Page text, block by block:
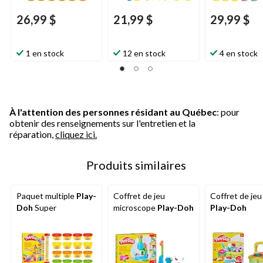
26,99 $
1 en stock
21,99 $
12 en stock
29,99 $
4 en stock
À l'attention des personnes résidant au Québec: pour
obtenir des renseignements sur l'entretien et la
réparation, cliquez ici.
Produits similaires
Paquet multiple Play-
Doh Super
Coffret de jeu
microscope Play-Doh
Coffret de
Play-Doh